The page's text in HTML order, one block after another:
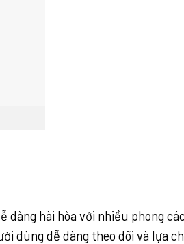
dàng hài hòa với nhiều phong
dùng dễ dàng theo dõi và lựa